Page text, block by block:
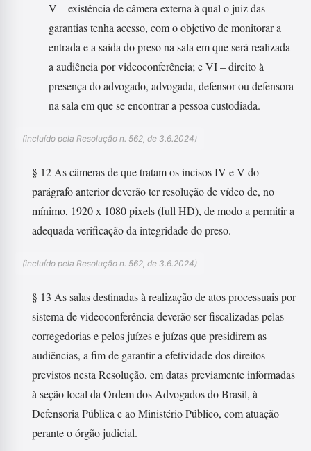
V – existência de câmera externa à qual o juiz das
garantias tenha acesso, com o objetivo de monitorar a
entrada e a saída do preso na sala em que será realizada
a audiência por videoconferência; e VI – direito à
presença do advogado, advogada, defensor ou defensora
na sala em que se encontrar a pessoa custodiada.
(incluído pela Resolução n. 562, de 3.6.2024)
§ 12 As câmeras de que tratam os incisos IV e V do
parágrafo anterior deverão ter resolução de vídeo de, no
mínimo, 1920 x 1080 pixels (full HD), de modo a permitir a
adequada verificação da integridade do preso.
(incluído pela Resolução n. 562, de 3.6.2024)
§ 13 As salas destinadas à realização de atos processuais por
sistema de videoconferência deverão ser fiscalizadas pelas
corregedorias e pelos juízes e juízas que presidirem as
audiências, a fim de garantir a efetividade dos direitos
previstos nesta Resolução, em datas previamente informadas
à seção local da Ordem dos Advogados do Brasil, à
Defensoria Pública e ao Ministério Público, com atuação
perante o órgão judicial.